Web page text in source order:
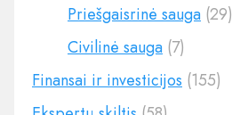
Priešgaisrinė sauga (29)
Civilinė sauga (7)
Finansai ir investicijos (155)